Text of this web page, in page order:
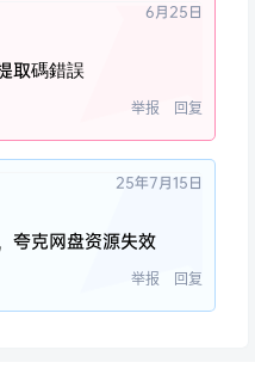
6月25日
取碼錯誤
举报 回复
25年7月15日
夸克网盘资源失效
举报 回复